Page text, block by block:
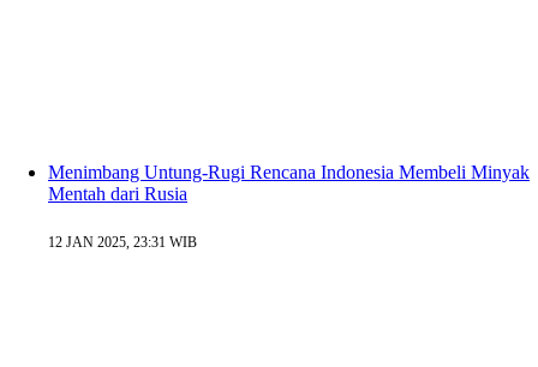
Menimbang Untung-Rugi Rencana Indonesia Membeli Minyak
Mentah dari Rusia
12 JAN 2025, 23:31 WIB